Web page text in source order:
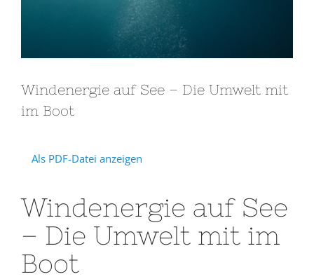
Windenergie auf See – Die Umwelt mit
im Boot
Als PDF-Datei anzeigen
Windenergie auf See
– Die Umwelt mit im
Boot